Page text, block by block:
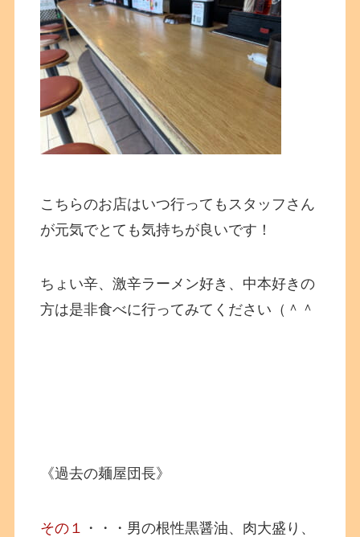
こちらのお店はいつ行ってもスタッフさん
が元気でとても気持ちが良いです！
ちょい辛、激辛ラーメン好き、中本好きの
方は是非食べに行ってみてください（＾＾
《過去の麺屋団長》
その１ ・・・男の根性黒醤油、肉大盛り、